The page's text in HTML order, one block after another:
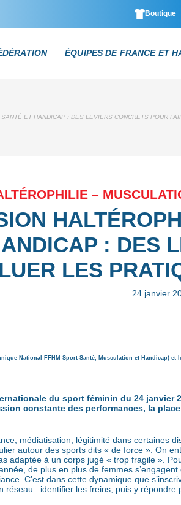
Boutique
ÉQUIPES DE FRANCE ET
ET HANDICAP : DES LEVIERS CONCRETS POUR
–
: DES
LES
24 janvier
National FFHM Sport-Santé, Musculation et Handicap)
du sport féminin du 24
constante des performances, la
médiatisation, légitimité dans certaines
autour des sports dits « de force ». On
adaptée à un corps jugé « trop fragile ».
de plus en plus de femmes
C’est dans cette dynamique que
réseau : identifier les freins, puis y